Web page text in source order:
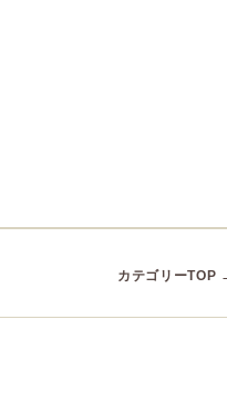
カテゴリーTOP